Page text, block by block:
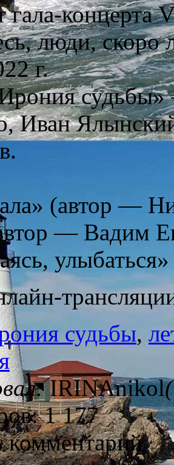
гала-концерта
люди, скоро
г.
Иван
(автор —
— Вадим
судьбы,
IRINAnikol
1 177
комментарий